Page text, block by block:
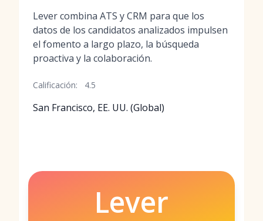
Lever combina ATS y CRM para que los
datos de los candidatos analizados impulsen
el fomento a largo plazo, la búsqueda
proactiva y la colaboración.
Calificación: 4.5
San Francisco, EE. UU. (Global)
Lever